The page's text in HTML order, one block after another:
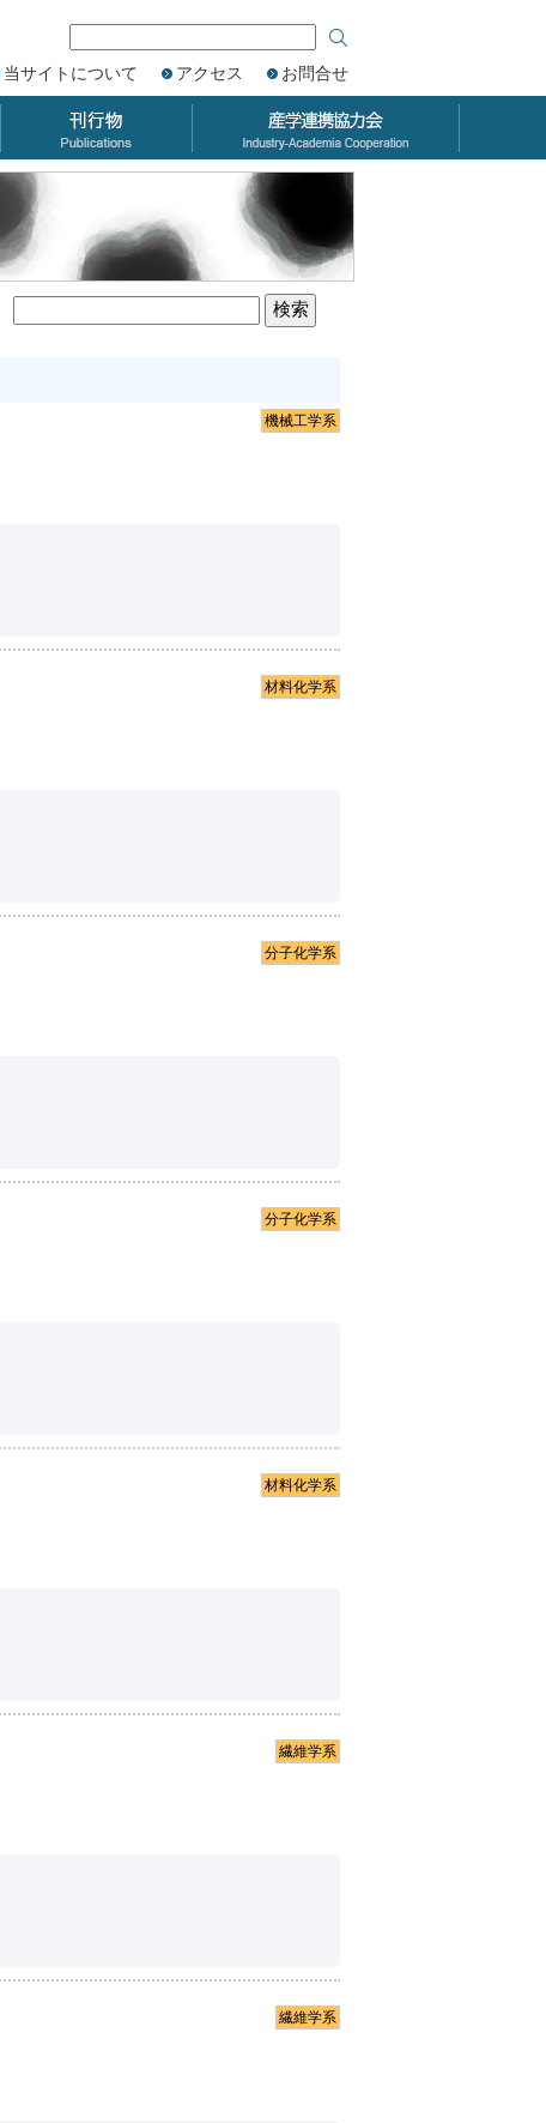
当サイトについて アクセス お問合せ
機械工学系
材料化学系
分子化学系
分子化学系
材料化学系
繊維学系
繊維学系